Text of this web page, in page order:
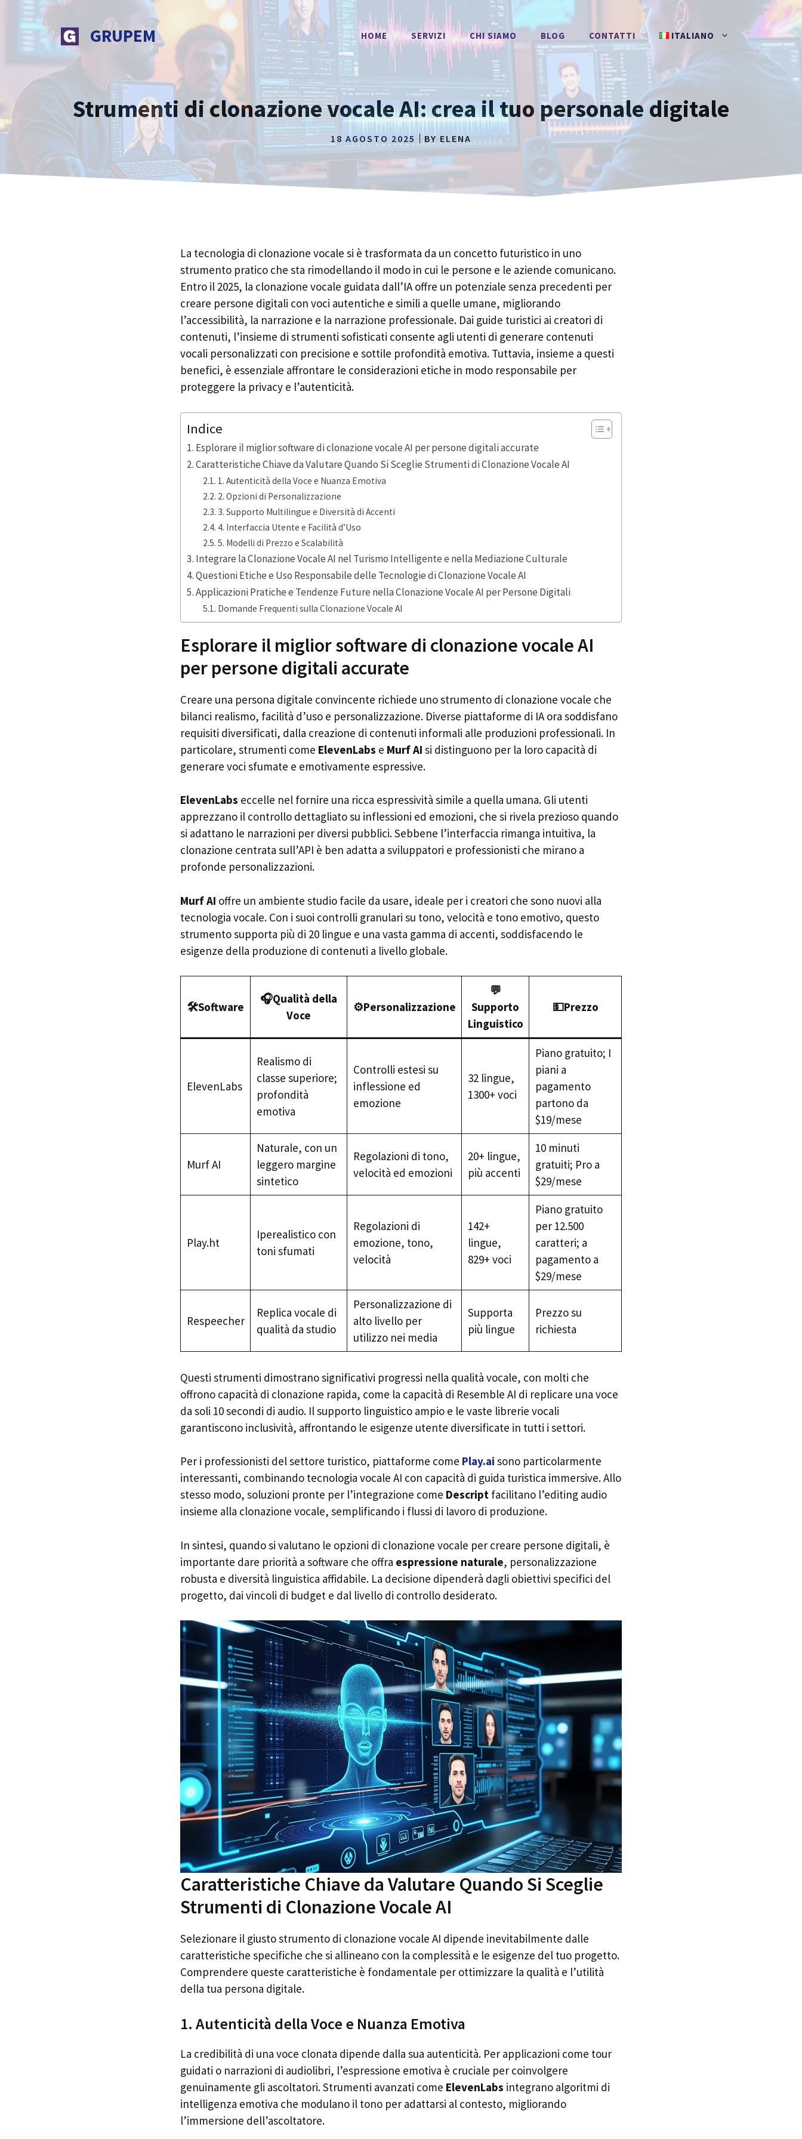
contenuto
GRUPEM HOME SERVIZI CHI SIAMO BLOG CONTATTI ITALIANO
Strumenti di clonazione vocale AI: crea il tuo personale digitale
18 AGOSTO 2025 BY ELENA
La tecnologia di clonazione vocale si è trasformata da un concetto futuristico in uno
strumento pratico che sta rimodellando il modo in cui le persone e le aziende comunicano.
Entro il 2025, la clonazione vocale guidata dall’IA offre un potenziale senza precedenti per
creare persone digitali con voci autentiche e simili a quelle umane, migliorando
l’accessibilità, la narrazione e la narrazione professionale. Dai guide turistici ai creatori di
contenuti, l’insieme di strumenti sofisticati consente agli utenti di generare contenuti
vocali personalizzati con precisione e sottile profondità emotiva. Tuttavia, insieme a questi
benefici, è essenziale affrontare le considerazioni etiche in modo responsabile per
proteggere la privacy e l’autenticità.
Indice
Esplorare il miglior software di clonazione vocale AI per persone digitali accurate
Caratteristiche Chiave da Valutare Quando Si Sceglie Strumenti di Clonazione Vocale AI
1. Autenticità della Voce e Nuanza Emotiva
2. Opzioni di Personalizzazione
3. Supporto Multilingue e Diversità di Accenti
4. Interfaccia Utente e Facilità d’Uso
5. Modelli di Prezzo e Scalabilità
Integrare la Clonazione Vocale AI nel Turismo Intelligente e nella Mediazione Culturale
Questioni Etiche e Uso Responsabile delle Tecnologie di Clonazione Vocale AI
Applicazioni Pratiche e Tendenze Future nella Clonazione Vocale AI per Persone Digitali
Domande Frequenti sulla Clonazione Vocale AI
Esplorare il miglior software di clonazione vocale AI
per persone digitali accurate
Creare una persona digitale convincente richiede uno strumento di clonazione vocale che
bilanci realismo, facilità d’uso e personalizzazione. Diverse piattaforme di IA ora soddisfano
requisiti diversificati, dalla creazione di contenuti informali alle produzioni professionali. In
particolare, strumenti come ElevenLabs e Murf AI si distinguono per la loro capacità di
generare voci sfumate e emotivamente espressive.
ElevenLabs eccelle nel fornire una ricca espressività simile a quella umana. Gli utenti
apprezzano il controllo dettagliato su inflessioni ed emozioni, che si rivela prezioso quando
si adattano le narrazioni per diversi pubblici. Sebbene l’interfaccia rimanga intuitiva, la
clonazione centrata sull’API è ben adatta a sviluppatori e professionisti che mirano a
profonde personalizzazioni.
Murf AI offre un ambiente studio facile da usare, ideale per i creatori che sono nuovi alla
tecnologia vocale. Con i suoi controlli granulari su tono, velocità e tono emotivo, questo
strumento supporta più di 20 lingue e una vasta gamma di accenti, soddisfacendo le
esigenze della produzione di contenuti a livello globale.
🛠️Software
🎧Qualità della
Voce
⚙️Personalizzazione
💬
Supporto
Linguistico
💵Prezzo
ElevenLabs
Realismo di
classe superiore;
profondità
emotiva
Controlli estesi su
inflessione ed
emozione
32 lingue,
1300+ voci
Piano gratuito; I
piani a
pagamento
partono da
$19/mese
Murf AI
Naturale, con un
leggero margine
sintetico
Regolazioni di tono,
velocità ed emozioni
20+ lingue,
più accenti
10 minuti
gratuiti; Pro a
$29/mese
Play.ht
Iperealistico con
toni sfumati
Regolazioni di
emozione, tono,
velocità
142+
lingue,
829+ voci
Piano gratuito
per 12.500
caratteri; a
pagamento a
$29/mese
Respeecher
Replica vocale di
qualità da studio
Personalizzazione di
alto livello per
utilizzo nei media
Supporta
più lingue
Prezzo su
richiesta
Questi strumenti dimostrano significativi progressi nella qualità vocale, con molti che
offrono capacità di clonazione rapida, come la capacità di Resemble AI di replicare una voce
da soli 10 secondi di audio. Il supporto linguistico ampio e le vaste librerie vocali
garantiscono inclusività, affrontando le esigenze utente diversificate in tutti i settori.
Per i professionisti del settore turistico, piattaforme come Play.ai sono particolarmente
interessanti, combinando tecnologia vocale AI con capacità di guida turistica immersive. Allo
stesso modo, soluzioni pronte per l’integrazione come Descript facilitano l’editing audio
insieme alla clonazione vocale, semplificando i flussi di lavoro di produzione.
In sintesi, quando si valutano le opzioni di clonazione vocale per creare persone digitali, è
importante dare priorità a software che offra espressione naturale, personalizzazione
robusta e diversità linguistica affidabile. La decisione dipenderà dagli obiettivi specifici del
progetto, dai vincoli di budget e dal livello di controllo desiderato.
Caratteristiche Chiave da Valutare Quando Si Sceglie
Strumenti di Clonazione Vocale AI
Selezionare il giusto strumento di clonazione vocale AI dipende inevitabilmente dalle
caratteristiche specifiche che si allineano con la complessità e le esigenze del tuo progetto.
Comprendere queste caratteristiche è fondamentale per ottimizzare la qualità e l’utilità
della tua persona digitale.
1. Autenticità della Voce e Nuanza Emotiva
La credibilità di una voce clonata dipende dalla sua autenticità. Per applicazioni come tour
guidati o narrazioni di audiolibri, l’espressione emotiva è cruciale per coinvolgere
genuinamente gli ascoltatori. Strumenti avanzati come ElevenLabs integrano algoritmi di
intelligenza emotiva che modulano il tono per adattarsi al contesto, migliorando
l’immersione dell’ascoltatore.